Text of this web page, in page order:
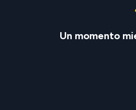
Un momento